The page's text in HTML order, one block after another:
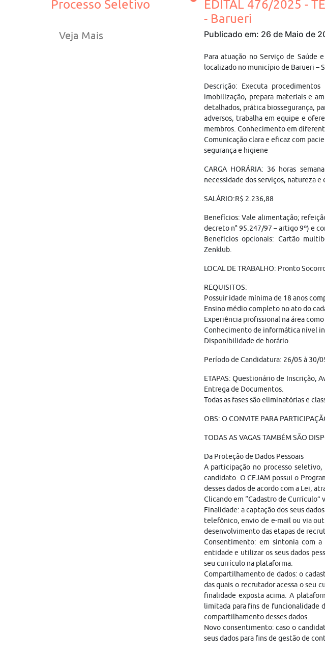
Processo Seletivo
Veja Mais
EDITAL 476/2025 -
- Barueri
Publicado em: 26 de Maio de
Para atuação no Serviço de Saúde
localizado no município de Barueri –
Descrição: Executa
imobilização, prepara materiais e
detalhados, prática biossegurança,
adversos, trabalha em equipe e
membros. Conhecimento em
Comunicação clara e eficaz com
segurança e higiene
CARGA HORÁRIA: 36 horas
necessidade dos serviços, natureza
SALÁRIO:R$ 2.236,88
Benefícios: Vale alimentação;
decreto n° 95.247/97 – artigo 9º) e
Benefícios opcionais: Cartão
Zenklub.
LOCAL DE TRABALHO: Pronto
REQUISITOS:
Possuir idade mínima de 18 anos
Ensino médio completo no ato do
Experiência profissional na área
Conhecimento de informática nível
Disponibilidade de horário.
Período de Candidatura: 26/05 à 30/
ETAPAS: Questionário de Inscrição,
Entrega de Documentos.
Todas as fases são eliminatórias e
OBS: O CONVITE PARA
TODAS AS VAGAS TAMBÉM SÃO
Da Proteção de Dados Pessoais
A participação no processo
candidato. O CEJAM possui o
desses dados de acordo com a Lei,
Clicando em “Cadastro de
Finalidade: a captação dos seus
telefônico, envio de e-mail ou via
desenvolvimento das etapas de
Consentimento: em sintonia com
entidade e utilizar os seus dados
seu currículo na plataforma.
Compartilhamento de dados: o
das quais o recrutador acessa o seu
finalidade exposta acima. A
limitada para fins de funcionalidade
compartilhamento desses dados.
Novo consentimento: caso o
seus dados para fins de gestão de